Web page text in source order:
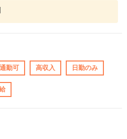
勤可 高収入 日勤のみ